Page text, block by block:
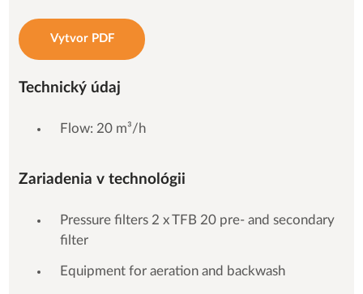
Vytvor PDF
Technický údaj
Flow: 20 m³/h
Zariadenia v technológii
Pressure filters 2 x TFB 20 pre- and secondary
filter
Equipment for aeration and backwash